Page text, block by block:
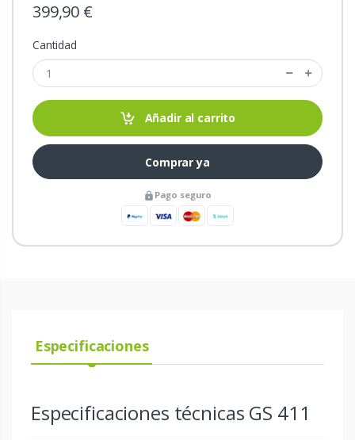
399,90 €
Cantidad
Añadir al carrito
Comprar ya
Pago seguro
Especificaciones
Especificaciones técnicas GS 411